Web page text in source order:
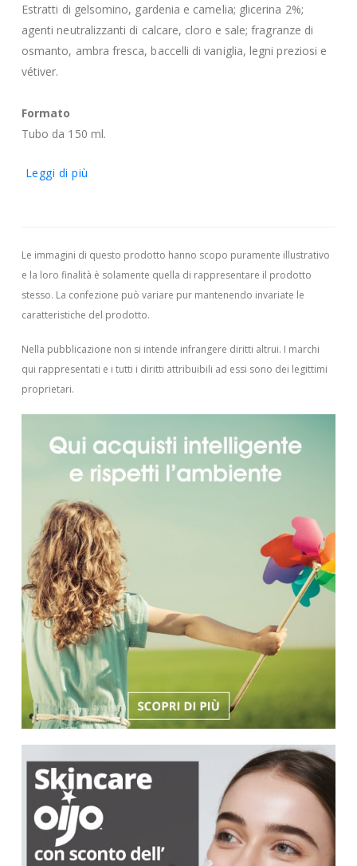
Estratti di gelsomino, gardenia e camelia; glicerina 2%;
agenti neutralizzanti di calcare, cloro e sale; fragranze di
osmanto, ambra fresca, baccelli di vaniglia, legni preziosi e
vétiver.
Formato
Tubo da 150 ml.
Leggi di più
Le immagini di questo prodotto hanno scopo puramente illustrativo
e la loro finalità è solamente quella di rappresentare il prodotto
stesso. La confezione può variare pur mantenendo invariate le
caratteristiche del prodotto.
Nella pubblicazione non si intende infrangere diritti altrui. I marchi
qui rappresentati e i tutti i diritti attribuibili ad essi sono dei legittimi
proprietari.